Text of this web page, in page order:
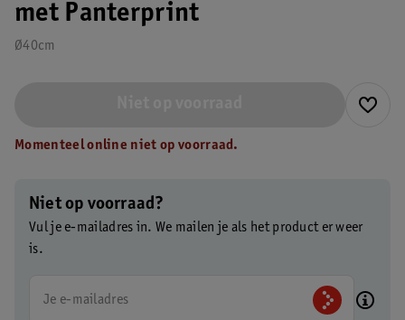
met Panterprint
Ø40cm
Momenteel online niet op voorraad.
Niet op voorraad?
Vul je e-mailadres in. We mailen je als het product er weer
is.
Je e-mailadres